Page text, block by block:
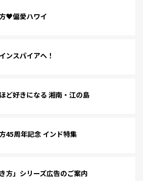
♥偏愛ハワイ
ンスパイアへ！
ど好きになる 湘南・江の島
45周年記念 インド特集
方」シリーズ広告のご案内